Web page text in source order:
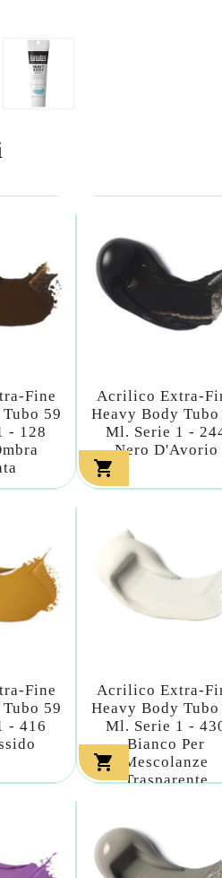
Fine
59
- 128
Acrilico Extra-
Heavy Body Tubo
Ml. Serie 1 -
Nero D'Avorio

Fine
59
- 416
Acrilico Extra-
Heavy Body Tubo
Ml. Serie 1 -
Bianco Per
Mescolanze
Trasparente
